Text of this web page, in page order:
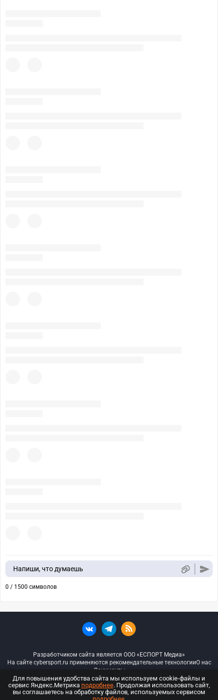
Напиши, что думаешь
0 / 1500 символов
Разработчиком сайта является ООО «ЕСПОРТ Медиа»
На сайте cybersport.ru применяются рекомендательные технологииО нас
Документы
© ООО «Киберспорт.ру» — Все права защищены
Для повышения удобства сайта мы используем cookie-файлы и
сервис Яндекс.Метрика подробнее. Продолжая использовать сайт,
вы соглашаетесь на обработку файлов, используемых сервисом